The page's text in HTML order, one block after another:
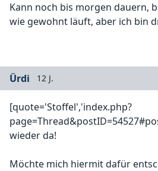
Kann noch bis morgen dauern,
wie gewohnt läuft, aber ich bin
Ürdi 12 J.
[quote='Stoffel','index.php?
wieder da!
Möchte mich hiermit dafür